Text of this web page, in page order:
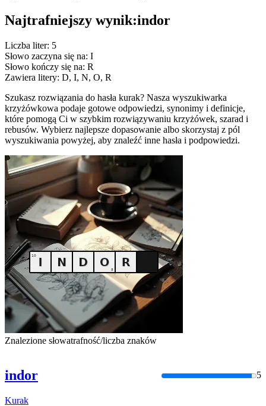
Najtrafniejszy wynik:indor
Liczba liter: 5
Słowo zaczyna się na: I
Słowo kończy się na: R
Zawiera litery: D, I, N, O, R
Szukasz rozwiązania do hasła kurak? Nasza wyszukiwarka
krzyżówkowa podaje gotowe odpowiedzi, synonimy i definicje,
które pomogą Ci w szybkim rozwiązywaniu krzyżówek, szarad i
rebusów. Wybierz najlepsze dopasowanie albo skorzystaj z pól
wyszukiwania powyżej, aby znaleźć inne hasła i podpowiedzi.
Znalezione słowatrafność/liczba znaków
indor 5
Kurak